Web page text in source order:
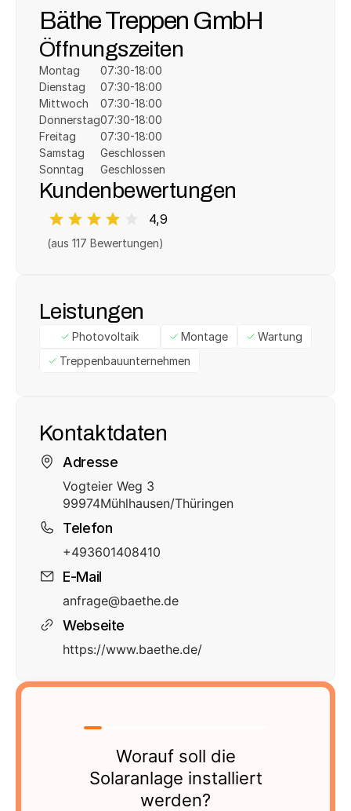
Bäthe Treppen GmbH
Öffnungszeiten
Montag
Dienstag
Mittwoch
Donnerstag
Freitag
Samstag
Sonntag
07:30-18:00
07:30-18:00
07:30-18:00
07:30-18:00
07:30-18:00
Geschlossen
Geschlossen
Kundenbewertungen
4,9
(aus 117 Bewertungen)
Leistungen
Photovoltaik Montage
Wartung
Treppenbauunternehmen
Kontaktdaten
Adresse
Vogteier Weg 3
99974Mühlhausen/Thüringen
Telefon
+493601408410
E-Mail
anfrage@baethe.de
Webseite
https://www.baethe.de/
Worauf soll die
Solaranlage installiert
werden?